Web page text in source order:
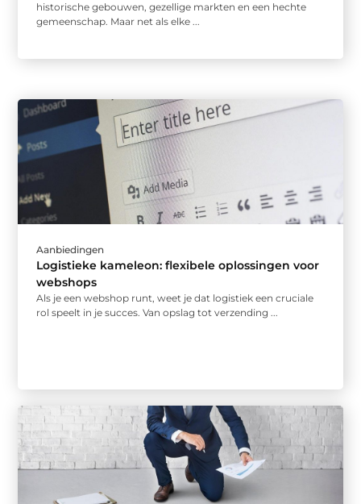
historische gebouwen, gezellige markten en een hechte
gemeenschap. Maar net als elke ...
Aanbiedingen
Logistieke kameleon: flexibele oplossingen voor
webshops
Als je een webshop runt, weet je dat logistiek een cruciale
rol speelt in je succes. Van opslag tot verzending ...